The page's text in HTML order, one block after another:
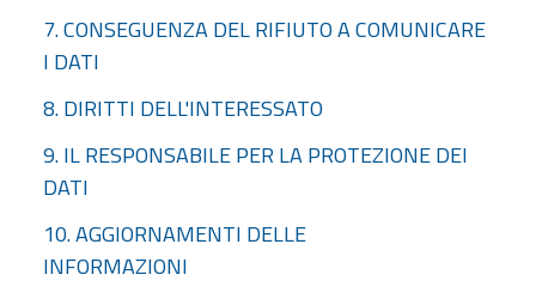
7. CONSEGUENZA DEL RIFIUTO A COMUNICARE
I DATI
8. DIRITTI DELL'INTERESSATO
9. IL RESPONSABILE PER LA PROTEZIONE DEI
DATI
10. AGGIORNAMENTI DELLE
INFORMAZIONI